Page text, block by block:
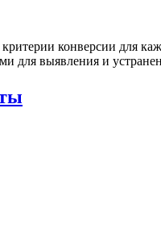
конверсии для
для выявления и